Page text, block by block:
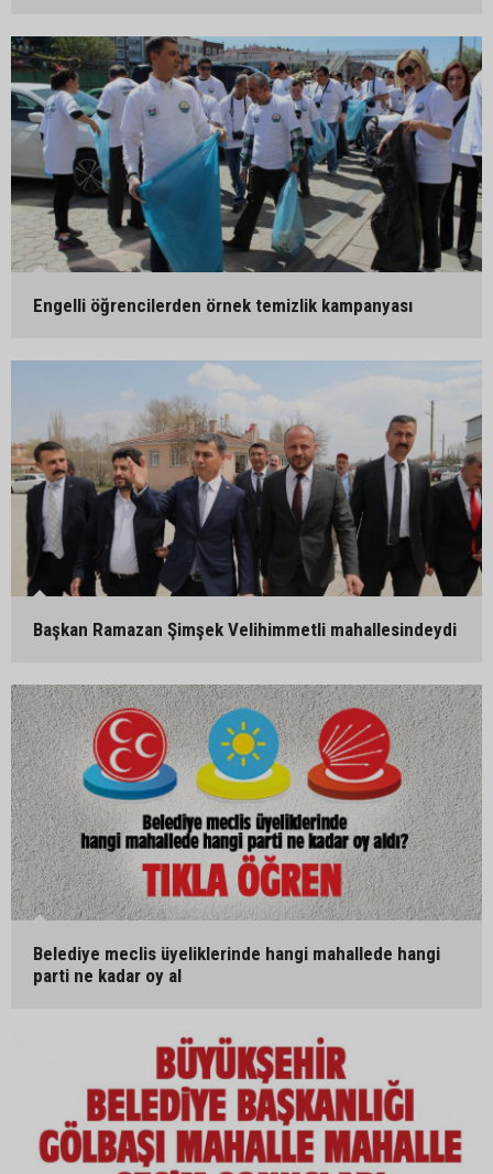
Engelli öğrencilerden örnek temizlik kampanyası
Başkan Ramazan Şimşek Velihimmetli mahallesindeydi
Belediye meclis üyeliklerinde hangi mahallede hangi
parti ne kadar oy al